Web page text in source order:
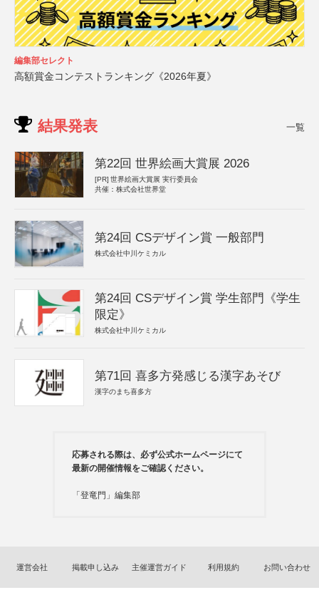
編集部セレクト
高額賞金コンテストランキング《2026年夏》
結果発表 一覧
第22回 世界絵画大賞展 2026
[PR] 世界絵画大賞展 実行委員会
共催：株式会社世界堂
第24回 CSデザイン賞 一般部門
株式会社中川ケミカル
第24回 CSデザイン賞 学生部門《学生
限定》
株式会社中川ケミカル
第71回 喜多方発感じる漢字あそび
漢字のまち喜多方
応募される際は、必ず公式ホームページにて
最新の開催情報をご確認ください。
「登竜門」編集部
運営会社 掲載申し込み 主催運営ガイド 利用規約 お問い合わせ